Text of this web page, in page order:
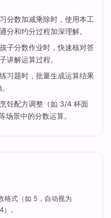
分数加减乘除时，使用本工
分和约分过程加深理解。
子分数作业时，快速核对答
讲解运算过程。
习题时，批量生成运算结果
烹饪配方调整（如 3/4 杯面
景中的分数运算。
格式（如 5，自动视为
。